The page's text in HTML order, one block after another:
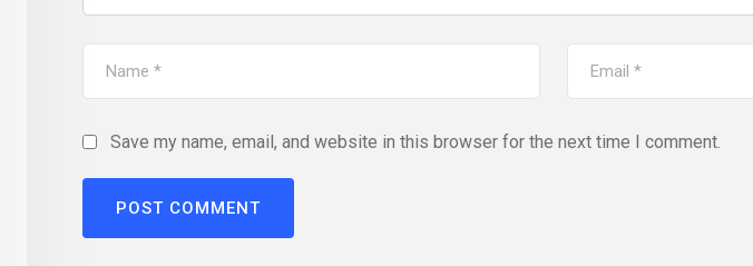
Save my name, email, and website in this browser for the next time I comment.